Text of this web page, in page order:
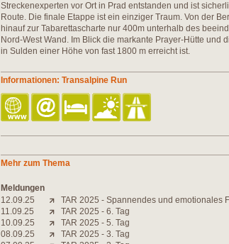
Streckenexperten vor Ort in Prad entstanden und ist
Route. Die finale Etappe ist ein einziger Traum. Von der
hinauf zur Tabarettascharte nur 400m unterhalb des
Nord-West Wand. Im Blick die markante Prayer-Hütte und
in Sulden einer Höhe von fast 1800 m erreicht ist.
Informationen: Transalpine Run
Mehr zum Thema
Meldungen
12.09.25
TAR 2025 - Spannendes und emotionales
11.09.25
TAR 2025 - 6. Tag
10.09.25
TAR 2025 - 5. Tag
08.09.25
TAR 2025 - 3. Tag